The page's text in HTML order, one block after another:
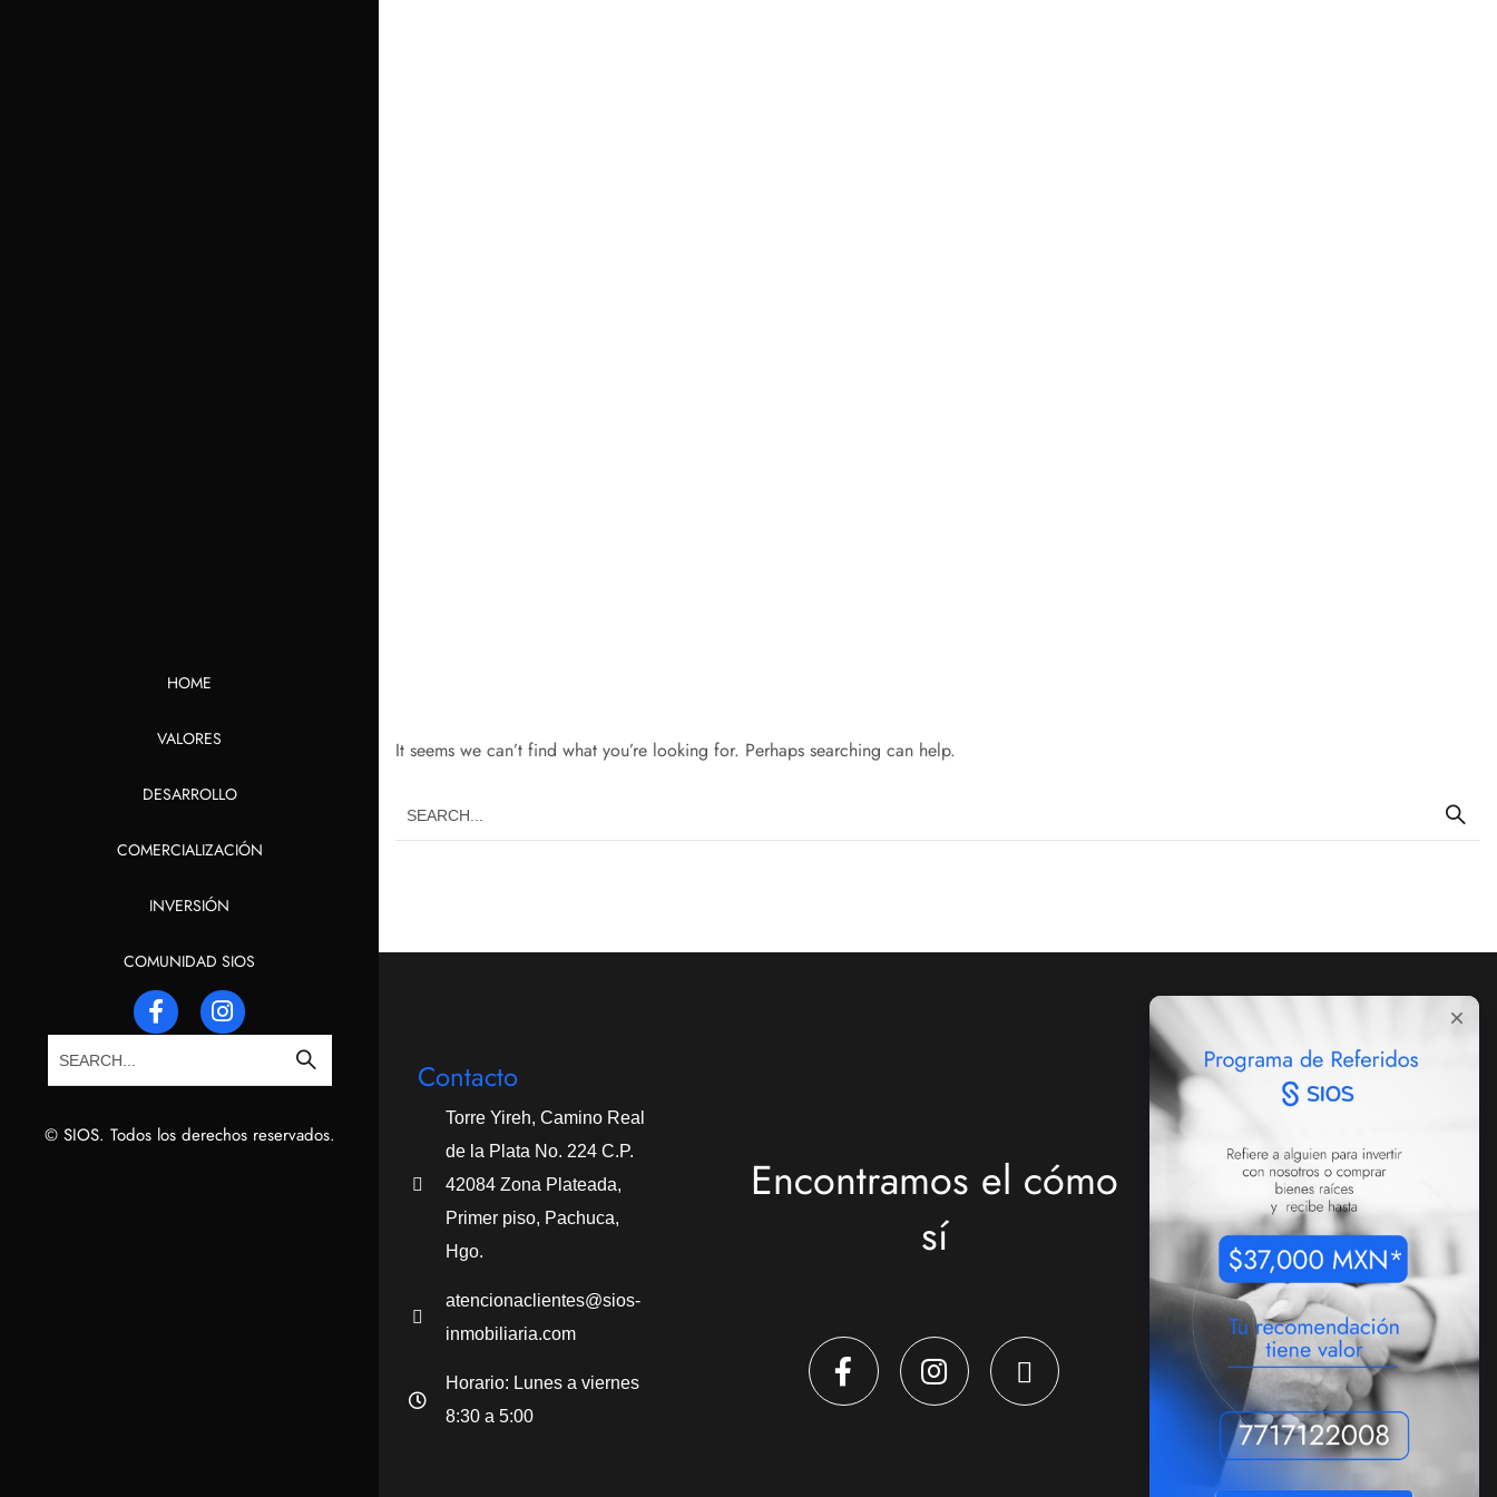
HOME
VALORES
DESARROLLO
COMERCIALIZACIÓN
INVERSIÓN
COMUNIDAD SIOS
© SIOS. Todos los derechos reservados.
It seems we can’t find what you’re looking for. Perhaps searching can help.
Contacto
Torre Yireh, Camino Real
de la Plata No. 224 C.P.
42084 Zona Plateada,
Primer piso, Pachuca,
Hgo.
atencionaclientes@sios-
inmobiliaria.com
Horario: Lunes a viernes
8:30 a 5:00
Encontramos el cómo
sí
Ventas
771 712 2008
Inversión
inversiones@sios-
inmobiliaria.com
771 712 0376